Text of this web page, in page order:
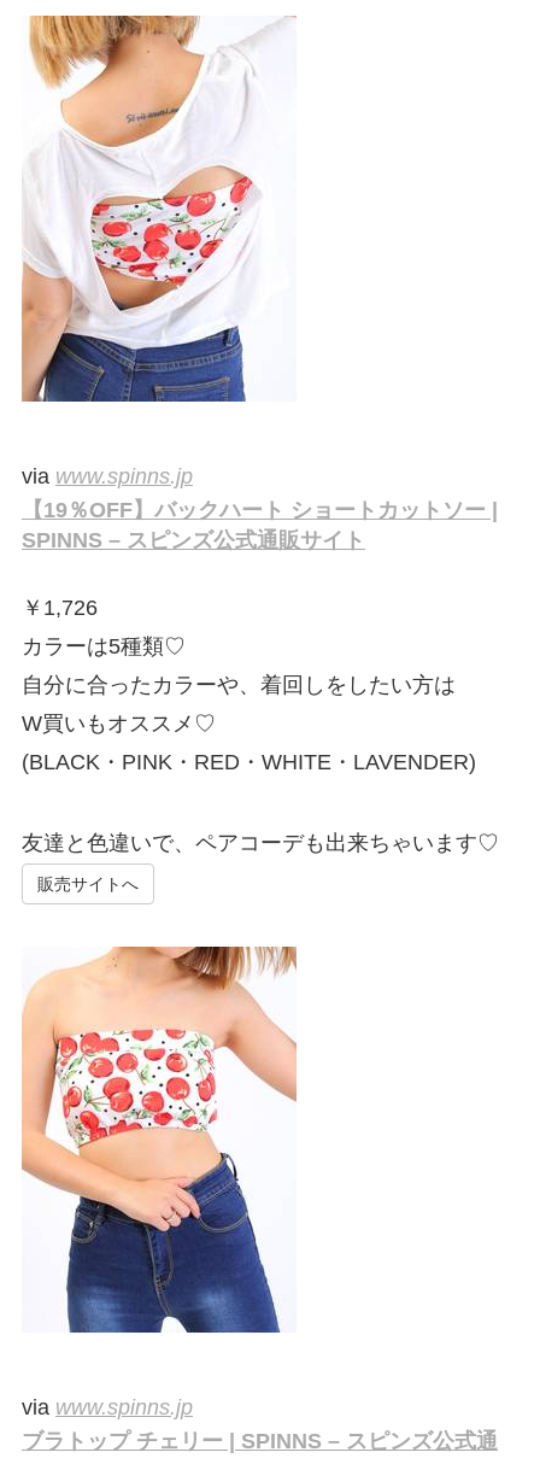
via www.spinns.jp
【19％OFF】バックハート ショートカットソー |
SPINNS – スピンズ公式通販サイト
￥ 1,726
カラーは5種類♡
自分に合ったカラーや、着回しをしたい方は
W買いもオススメ♡
(BLACK・PINK・RED・WHITE・LAVENDER)
友達と色違いで、ペアコーデも出来ちゃいます♡
販売サイトへ
via www.spinns.jp
ブラトップ チェリー | SPINNS – スピンズ公式通